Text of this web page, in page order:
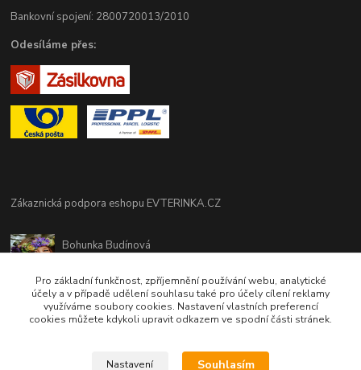
Bankovní spojení: 2800720013/2010
Odesíláme přes:
Zákaznická podpora eshopu EVTERINKA.CZ
Bohunka Budínová
(Po-Pá - 9:00-17:00hod, So 8:00-12:00hod)
obchod@evterinka.cz
Pro základní funkčnost, zpříjemnění používání webu, analytické
účely a v případě udělení souhlasu také pro účely cílení reklamy
využíváme soubory cookies. Nastavení vlastních preferencí
cookies můžete kdykoli upravit odkazem ve spodní části stránek.
Nastavení Souhlasím